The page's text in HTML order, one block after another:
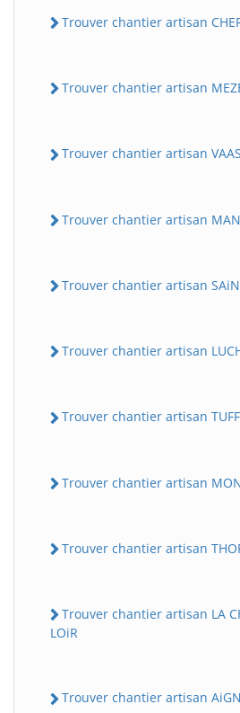
Trouver chantier artisan
Trouver chantier artisan
Trouver chantier artisan VAAS
Trouver chantier artisan
Trouver chantier artisan
Trouver chantier artisan
Trouver chantier artisan
Trouver chantier artisan
Trouver chantier artisan
Trouver chantier artisan LA
LOiR
Trouver chantier artisan